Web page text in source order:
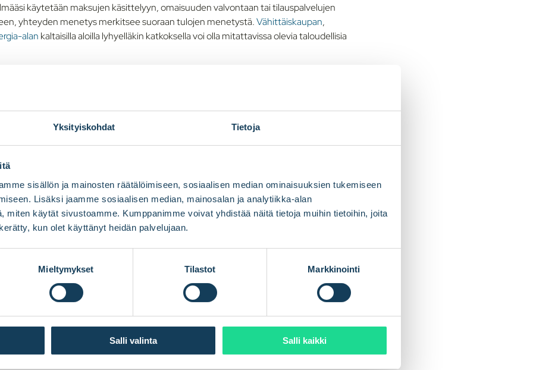
Yksityiskohdat Tietoja
sisällön ja mainosten räätälöimiseen, sosiaalisen median ominaisuuksien tukemiseen
Lisäksi jaamme sosiaalisen median, mainosalan ja analytiikka-alan
miten käytät sivustoamme. Kumppanimme voivat yhdistää näitä tietoja muihin tietoihin, joita
kun olet käyttänyt heidän palvelujaan.
Mieltymykset Tilastot Markkinointi
Salli valinta Salli kaikki
käytetään maksujen käsittelyyn, omaisuuden valvontaan tai tilauspalvelujen
yhteyden menetys merkitsee suoraan tulojen menetystä.Vähittäiskaupan,
alan kaltaisilla aloilla lyhyelläkin katkoksella voi olla mitattavissa olevia taloudellisia
heikentävät asiakkaiden luottamusta erityisesti aloilla, joilla luotettavuus on
Olipa kyseessä epäonnistunut latausasema, reagoimaton terveydenhuollon laite
kriittisenä
lenkki. Com4 suosittelee analysoimaan huolellisesti kaikki sovelluksen tai
käyttökatkoksen kielteiset seuraukset ja ottamaan kaikki sidosryhmät huomioon.
siihen johtopäätökseen, että itse yhdistettävyyttä olisi hallinnoitava kriittisenä
teknologiajohtaja Martin Nord korostaa:
sovellus sekä vankka ja hyvin suunniteltu laite, mutta jos yhteys on epäluotettava,
"